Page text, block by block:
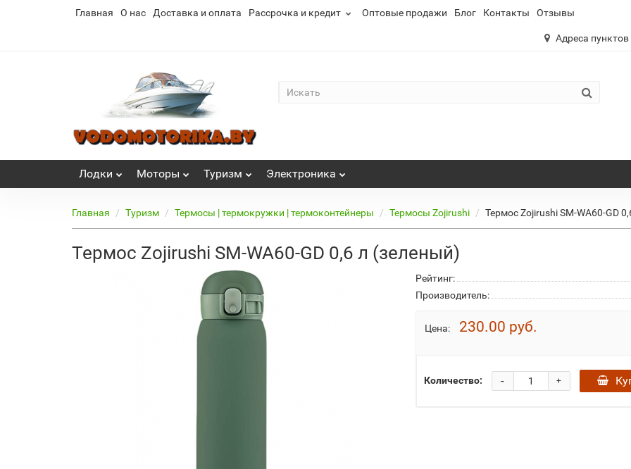
Главная О нас Доставка и оплата Рассрочка и кредит Оптовые продажи Блог Контакты Отзывы
Адреса
Лoдки Моторы Туризм Электроника
Главная Туризм Термосы | термокружки | термоконтейнеры Термосы Zojirushi Термос Zojirushi SM-WA60-GD
Термос Zojirushi SM-WA60-GD 0,6 л (зеленый)
Рейтинг:
Производитель:
Цена: 230.00 руб.
Количество: +
-